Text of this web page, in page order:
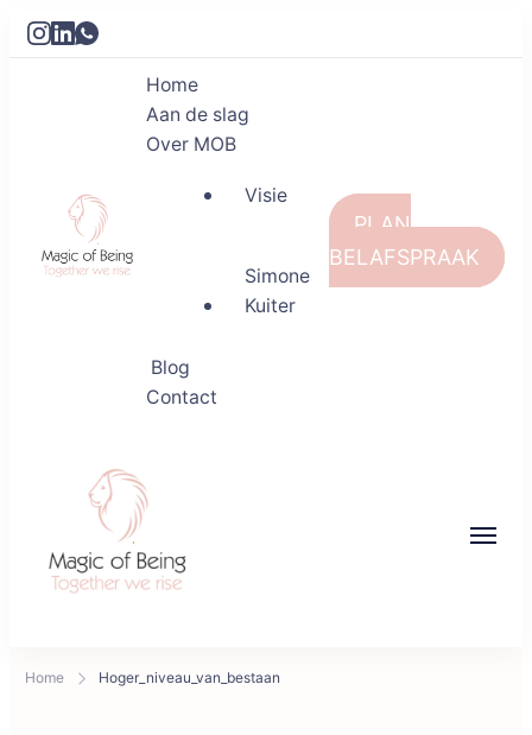
Magic of Being
Home
Aan de slag
Over MOB
Visie
Simone
Kuiter
Blog
Contact
PLAN
BELAFSPRAAK
Home Hoger_niveau_van_bestaan